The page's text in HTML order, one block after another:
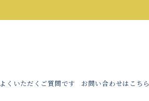
よくいただくご質問です お問い合わせはこちら